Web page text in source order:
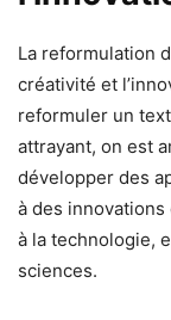
La reformulation
créativité et
reformuler un
attrayant, on est
développer des
à des
à la technologie,
sciences.